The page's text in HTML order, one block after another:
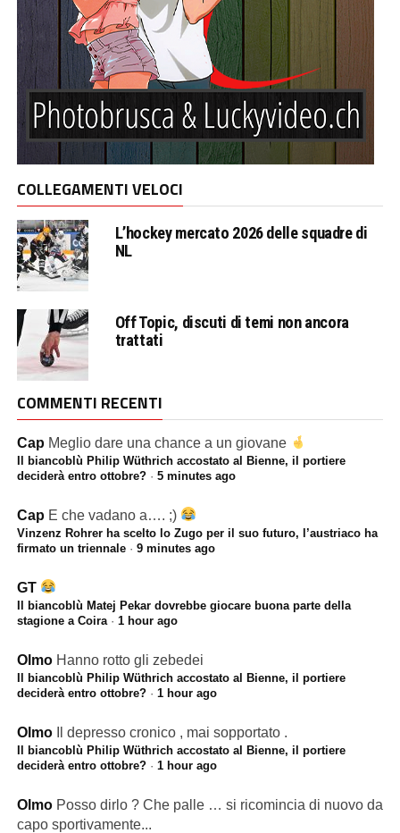
COLLEGAMENTI VELOCI
L’hockey mercato 2026 delle squadre di
NL
Off Topic, discuti di temi non ancora
trattati
COMMENTI RECENTI
Cap Meglio dare una chance a un giovane
Il biancoblù Philip Wüthrich accostato al Bienne, il portiere
deciderà entro ottobre?· 5 minutes ago
Cap E che vadano a…. ;)
Vinzenz Rohrer ha scelto lo Zugo per il suo futuro, l’austriaco ha
firmato un triennale· 9 minutes ago
GT
Il biancoblù Matej Pekar dovrebbe giocare buona parte della
stagione a Coira· 1 hour ago
Olmo Hanno rotto gli zebedei
Il biancoblù Philip Wüthrich accostato al Bienne, il portiere
deciderà entro ottobre?· 1 hour ago
Olmo Il depresso cronico , mai sopportato .
Il biancoblù Philip Wüthrich accostato al Bienne, il portiere
deciderà entro ottobre?· 1 hour ago
Olmo Posso dirlo ? Che palle … si ricomincia di nuovo da
capo sportivamente...